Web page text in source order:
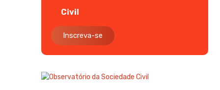
Civil
Inscreva-se